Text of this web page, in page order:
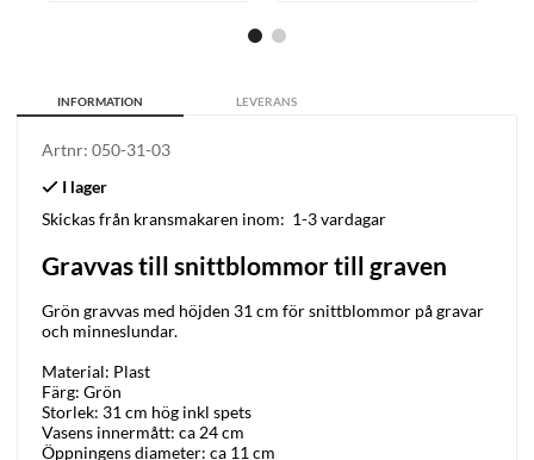
INFORMATION LEVERANS
Artnr: 050-31-03
Skickas från kransmakaren inom: 1-3 vardagar
Gravvas till snittblommor till graven
Grön gravvas med höjden 31 cm för snittblommor på gravar
och minneslundar.
Material: Plast
Färg: Grön
Storlek: 31 cm hög inkl spets
Vasens innermått: ca 24 cm
Öppningens diameter: ca 11 cm